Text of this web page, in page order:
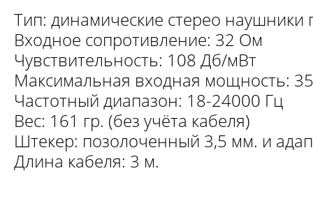
Тип: динамические стерео наушники
Входное сопротивление: 32 Ом
Чувствительность: 108 Дб/мВт
Максимальная входная мощность:
Частотный диапазон: 18-24000 Гц
Вес: 161 гр. (без учёта кабеля)
Штекер: позолоченный 3,5 мм. и
Длина кабеля: 3 м.